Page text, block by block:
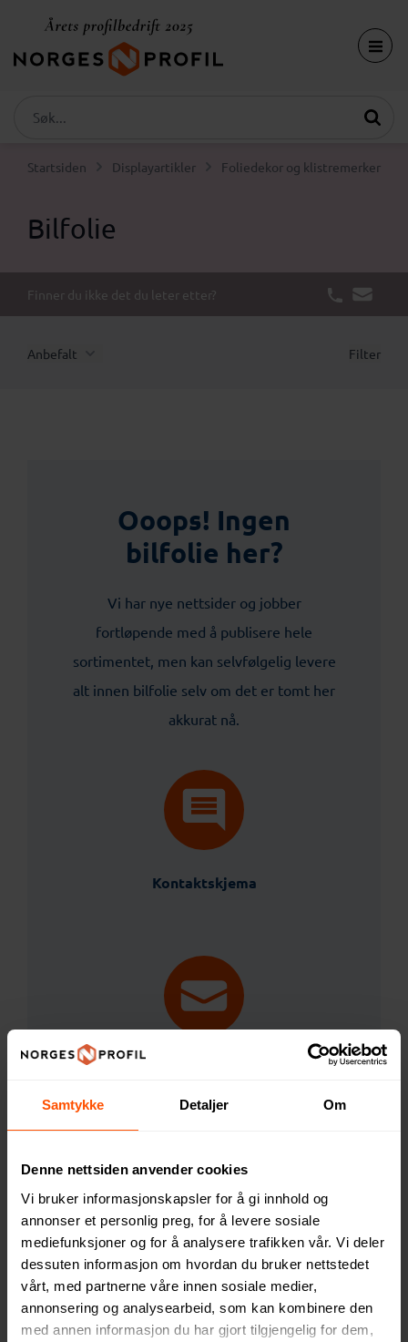
Samtykke Detaljer Om
Denne nettsiden anvender cookies
Vi bruker informasjonskapsler for å gi innhold og
annonser et personlig preg, for å levere sosiale
mediefunksjoner og for å analysere trafikken vår. Vi deler
dessuten informasjon om hvordan du bruker nettstedet
vårt, med partnerne våre innen sosiale medier,
annonsering og analysearbeid, som kan kombinere den
med annen informasjon du har gjort tilgjengelig for dem,
Startsiden Displayartikler Foliedekor og klistremerker
Bilfolie
Finner du ikke det du leter etter?
Anbefalt Filter
Ooops! Ingen
bilfolie her?
Vi har nye nettsider og jobber
fortløpende med å publisere hele
sortimentet, men kan selvfølgelig levere
alt innen bilfolie selv om det er tomt her
akkurat nå.
Kontaktskjema
+47 64 95 78 70